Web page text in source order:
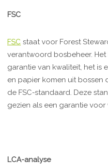
FSC
FSC staat voor Forest
verantwoord bosbeheer. Het
garantie van kwaliteit, het is
en papier komen uit
de FSC-standaard. Deze
gezien als een garantie
LCA-analyse